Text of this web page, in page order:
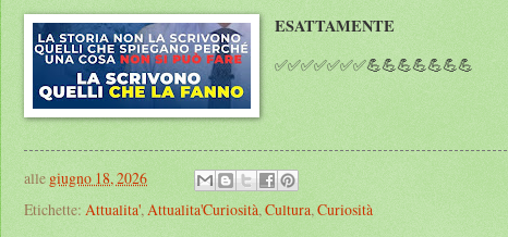
ESATTAMENTE
✅✅✅✅✅✅✅💪💪💪💪💪💪💪
alle giugno 18, 2026
Etichette: Attualita',Attualita'Curiosità,Cultura,Curiosità